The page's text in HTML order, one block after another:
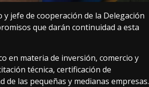
jefe de cooperación de la Delegación
que darán continuidad a esta
en materia de inversión, comercio y
técnica, certificación de
las pequeñas y medianas empresas.